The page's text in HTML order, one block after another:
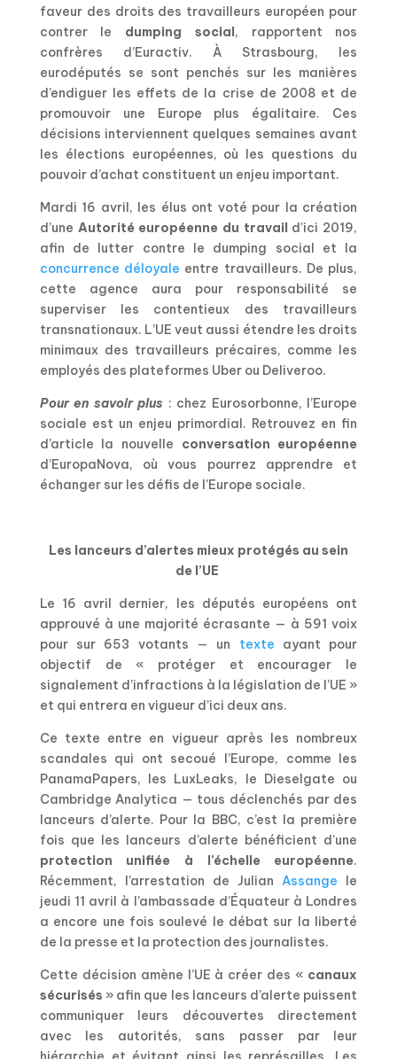
faveur des droits des travailleurs européen pour
contrer le dumping social, rapportent nos
confrères d’Euractiv. À Strasbourg, les
eurodéputés se sont penchés sur les manières
d’endiguer les effets de la crise de 2008 et de
promouvoir une Europe plus égalitaire. Ces
décisions interviennent quelques semaines avant
les élections européennes, où les questions du
pouvoir d’achat constituent un enjeu important.
Mardi 16 avril, les élus ont voté pour la création
d’une Autorité européenne du travail d’ici 2019,
afin de lutter contre le dumping social et la
concurrence déloyale entre travailleurs. De plus,
cette agence aura pour responsabilité se
superviser les contentieux des travailleurs
transnationaux. L’UE veut aussi étendre les droits
minimaux des travailleurs précaires, comme les
employés des plateformes Uber ou Deliveroo.
Pour en savoir plus : chez Eurosorbonne, l’Europe
sociale est un enjeu primordial. Retrouvez en fin
d’article la nouvelle conversation européenne
d’EuropaNova, où vous pourrez apprendre et
échanger sur les défis de l’Europe sociale.
Les lanceurs d’alertes mieux protégés au sein
de l’UE
Le 16 avril dernier, les députés européens ont
approuvé à une majorité écrasante — à 591 voix
pour sur 653 votants — un texte ayant pour
objectif de « protéger et encourager le
signalement d’infractions à la législation de l’UE »
et qui entrera en vigueur d’ici deux ans.
Ce texte entre en vigueur après les nombreux
scandales qui ont secoué l’Europe, comme les
PanamaPapers, les LuxLeaks, le Dieselgate ou
Cambridge Analytica — tous déclenchés par des
lanceurs d’alerte. Pour la BBC, c’est la première
fois que les lanceurs d’alerte bénéficient d’une
protection unifiée à l’échelle européenne.
Récemment, l’arrestation de JulianAssange le
jeudi 11 avril à l’ambassade d’Équateur à Londres
a encore une fois soulevé le débat sur la liberté
de la presse et la protection des journalistes.
Cette décision amène l’UE à créer des « canaux
sécurisés » afin que les lanceurs d’alerte puissent
communiquer leurs découvertes directement
avec les autorités, sans passer par leur